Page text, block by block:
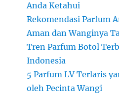
Anda Ketahui
Rekomendasi Parfum
Aman dan Wanginya
Tren Parfum Botol
Indonesia
5 Parfum LV Terlaris
oleh Pecinta Wangi